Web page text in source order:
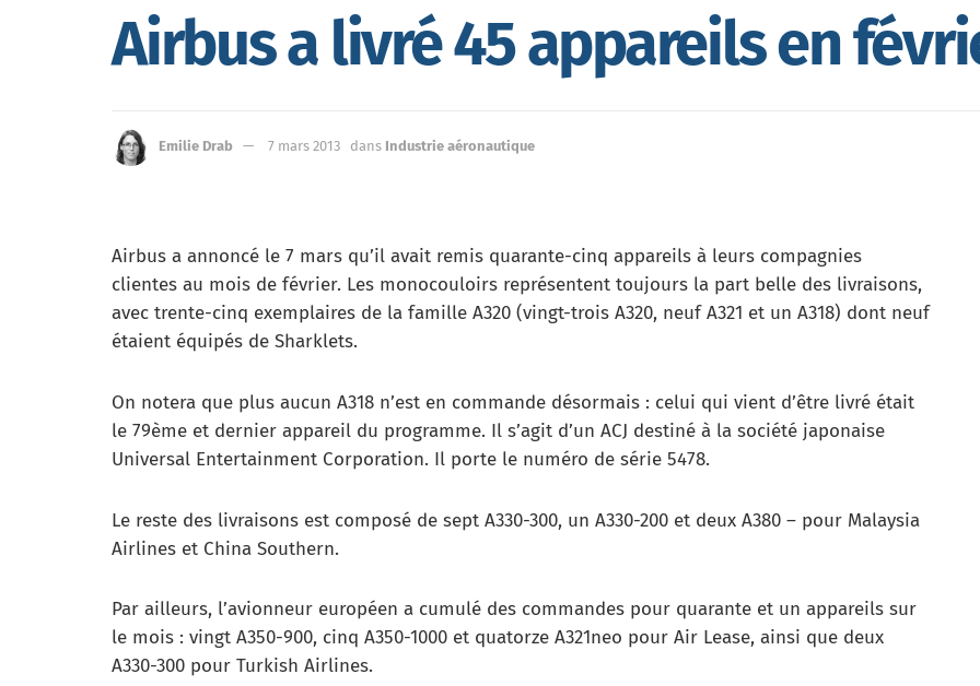
Airbus a livré 45 appareils en
Emilie Drab 7 mars 2013 dans Industrie aéronautique
Airbus a annoncé le 7 mars qu’il avait remis quarante-cinq appareils à leurs compagnies
clientes au mois de février. Les monocouloirs représentent toujours la part belle des livraisons,
avec trente-cinq exemplaires de la famille A320 (vingt-trois A320, neuf A321 et un A318) dont neuf
étaient équipés de Sharklets.
On notera que plus aucun A318 n’est en commande désormais : celui qui vient d’être livré était
le 79ème et dernier appareil du programme. Il s’agit d’un ACJ destiné à la société japonaise
Universal Entertainment Corporation. Il porte le numéro de série 5478.
Le reste des livraisons est composé de sept A330-300, un A330-200 et deux A380 – pour Malaysia
Airlines et China Southern.
Par ailleurs, l’avionneur européen a cumulé des commandes pour quarante et un appareils sur
le mois : vingt A350-900, cinq A350-1000 et quatorze A321neo pour Air Lease, ainsi que deux
A330-300 pour Turkish Airlines.